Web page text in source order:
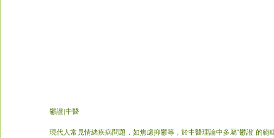
鬱證|中醫
現代人常見情緒疾病問題，如焦慮抑鬱等，於中醫理論中多屬“鬱證”的